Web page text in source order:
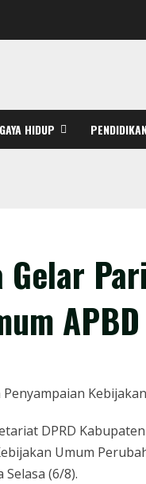
GAYA HIDUP
Gelar
DPRD
Umum
(6/8).